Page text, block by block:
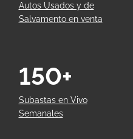
Autos Usados y de
Salvamento en venta
Subastas en Vivo
Semanales
150+